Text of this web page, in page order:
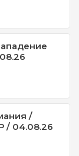
/
/ 04.08.26